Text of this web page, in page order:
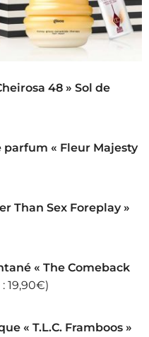
48 » Sol de
« Fleur Majesty
Than Sex Foreplay »
« The Comeback
19,90€)
« T.L.C. Framboos »